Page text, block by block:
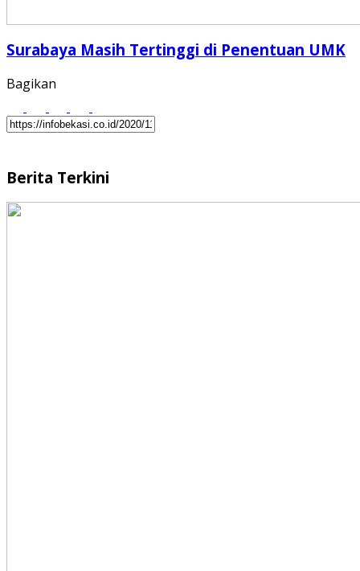
Surabaya Masih Tertinggi di Penentuan UMK
Bagikan
Berita Terkini